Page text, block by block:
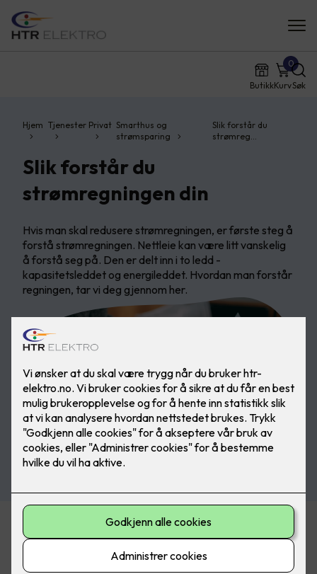
ButikkKurv
0
Søk
Hjem Tjenester Privat Smarthus og
strømsparing
Slik forstår du
strømreg…
Slik forstår du
strømregningen din
Hvis man skal redusere strømregningen, er første steg å
forstå strømregningen. Nettleie kan være litt vanskelig
å forstå seg på. Den er delt inn i to ledd -
kapasitetsleddet og energileddet. Hvordan man forstår
regningen, tar vi deg gjennom her.
Kan være tricky å forstå
strømregningen